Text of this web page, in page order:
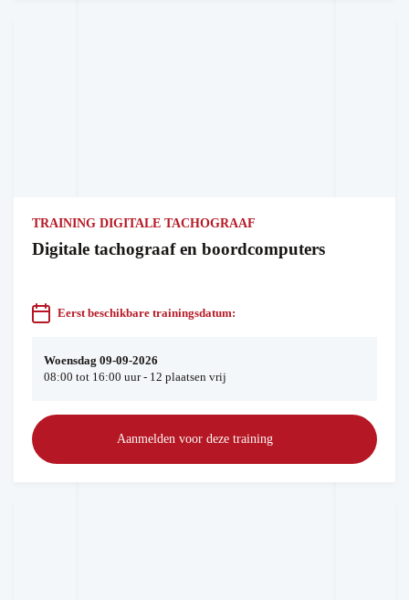
TRAINING DIGITALE TACHOGRAAF
Digitale tachograaf en boordcomputers
Eerst beschikbare trainingsdatum:
Woensdag 09-09-2026
08:00 tot 16:00 uur - 12 plaatsen vrij
Aanmelden voor deze training